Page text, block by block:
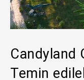
Candyland
Temin